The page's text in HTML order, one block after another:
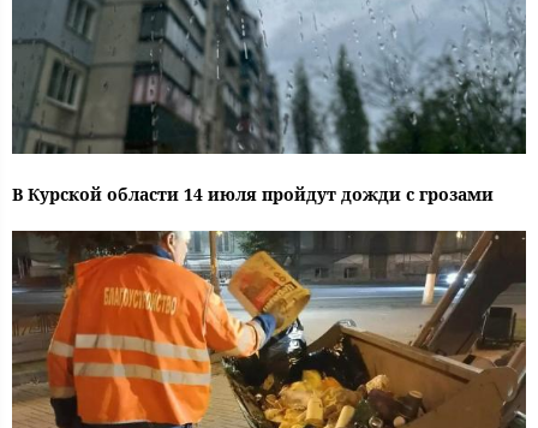
В Курской области 14 июля пройдут дожди с грозами